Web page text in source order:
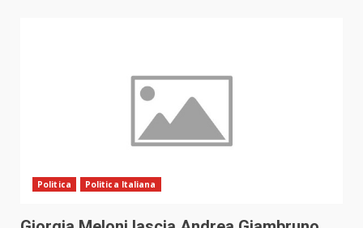
Politica Politica Italiana